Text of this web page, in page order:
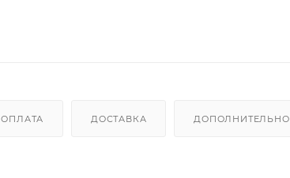
ОПЛАТА ДОСТАВКА ДОПОЛНИТЕЛЬНО